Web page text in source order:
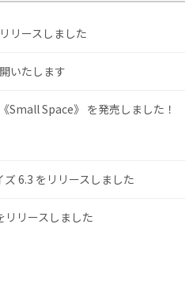
リースしました
いたします
Small Space》 を発売しました！
6.3 をリリースしました
リリースしました